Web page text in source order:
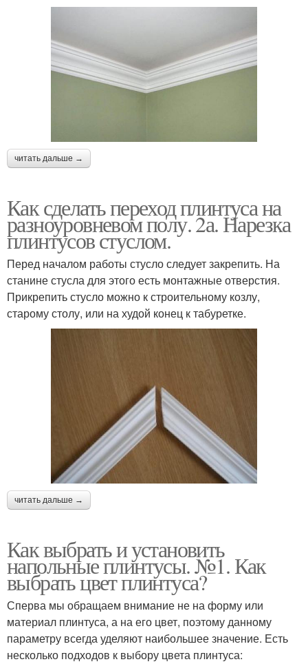
читать дальше →
Как сделать переход плинтуса на
разноуровневом полу. 2а. Нарезка
плинтусов стуслом.
Перед началом работы стусло следует закрепить. На
станине стусла для этого есть монтажные отверстия.
Прикрепить стусло можно к строительному козлу,
старому столу, или на худой конец к табуретке.
читать дальше →
Как выбрать и установить
напольные плинтусы. №1. Как
выбрать цвет плинтуса?
Сперва мы обращаем внимание не на форму или
материал плинтуса, а на его цвет, поэтому данному
параметру всегда уделяют наибольшее значение. Есть
несколько подходов к выбору цвета плинтуса: